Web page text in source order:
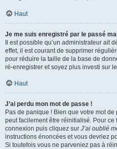
Haut
Je me suis enregistré par le passé
Il est possible qu’un administrateur ait
effet, il est courant de supprimer
pour réduire la taille de la base de
ré-enregistrer et soyez plus investi sur
Haut
J’ai perdu mon mot de passe !
Pas de panique ! Bien que votre mot
peut facilement être réinitialisé. Pour
connexion puis cliquez sur J’ai oublié
instructions énoncées et vous devriez
Si toutefois vous ne parveniez pas à